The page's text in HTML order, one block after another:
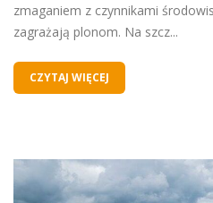
zmaganiem z czynnikami
zagrażają plonom. Na szcz...
CZYTAJ WIĘCEJ